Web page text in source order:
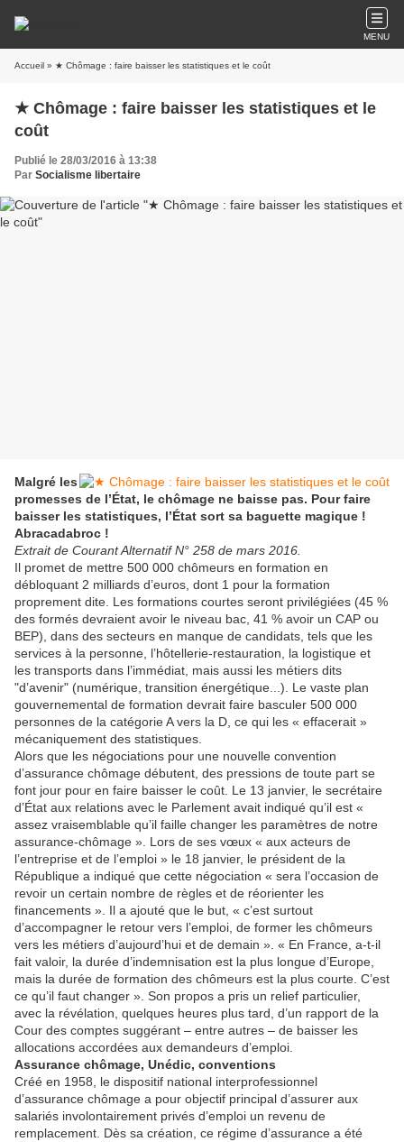
MENU
Accueil » ★ Chômage : faire baisser les statistiques et le coût
★ Chômage : faire baisser les statistiques et le
coût
Publié le 28/03/2016 à 13:38
Par Socialisme libertaire
Malgré les
promesses de l’État, le chômage ne baisse pas. Pour faire
baisser les statistiques, l’État sort sa baguette magique !
Abracadabroc !
Extrait de Courant Alternatif N° 258 de mars 2016.
Il promet de mettre 500 000 chômeurs en formation en
débloquant 2 milliards d’euros, dont 1 pour la formation
proprement dite. Les formations courtes seront privilégiées (45 %
des formés devraient avoir le niveau bac, 41 % avoir un CAP ou
BEP), dans des secteurs en manque de candidats, tels que les
services à la personne, l’hôtellerie-restauration, la logistique et
les transports dans l’immédiat, mais aussi les métiers dits
"d’avenir" (numérique, transition énergétique...). Le vaste plan
gouvernemental de formation devrait faire basculer 500 000
personnes de la catégorie A vers la D, ce qui les « effacerait »
mécaniquement des statistiques.
Alors que les négociations pour une nouvelle convention
d’assurance chômage débutent, des pressions de toute part se
font jour pour en faire baisser le coût. Le 13 janvier, le secrétaire
d’État aux relations avec le Parlement avait indiqué qu’il est «
assez vraisemblable qu’il faille changer les paramètres de notre
assurance-chômage ». Lors de ses vœux « aux acteurs de
l’entreprise et de l’emploi » le 18 janvier, le président de la
République a indiqué que cette négociation « sera l’occasion de
revoir un certain nombre de règles et de réorienter les
financements ». Il a ajouté que le but, « c’est surtout
d’accompagner le retour vers l’emploi, de former les chômeurs
vers les métiers d’aujourd’hui et de demain ». « En France, a-t-il
fait valoir, la durée d’indemnisation est la plus longue d’Europe,
mais la durée de formation des chômeurs est la plus courte. C’est
ce qu’il faut changer ». Son propos a pris un relief particulier,
avec la révélation, quelques heures plus tard, d’un rapport de la
Cour des comptes suggérant – entre autres – de baisser les
allocations accordées aux demandeurs d’emploi.
Assurance chômage, Unédic, conventions
Créé en 1958, le dispositif national interprofessionnel
d’assurance chômage a pour objectif principal d’assurer aux
salariés involontairement privés d’emploi un revenu de
remplacement. Dès sa création, ce régime d’assurance a été